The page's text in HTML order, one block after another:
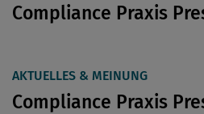
Compliance Praxis
AKTUELLES & MEINUNG
Compliance Praxis